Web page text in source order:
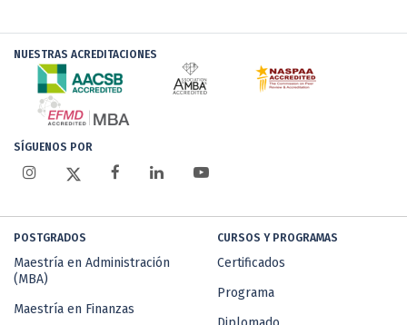
NUESTRAS ACREDITACIONES
SÍGUENOS POR
POSTGRADOS
Maestría en Administración
(MBA)
Maestría en Finanzas
CURSOS Y PROGRAMAS
Certificados
Programa